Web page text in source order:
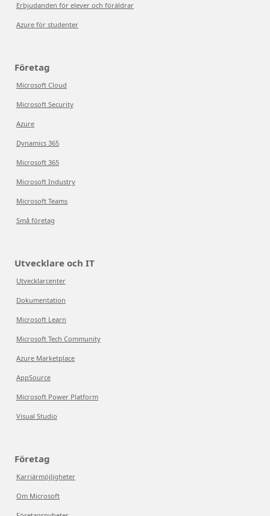
Erbjudanden för elever och föräldrar
Azure för studenter
Företag
Microsoft Cloud
Microsoft Security
Azure
Dynamics 365
Microsoft 365
Microsoft Industry
Microsoft Teams
Små företag
Utvecklare och IT
Utvecklarcenter
Dokumentation
Microsoft Learn
Microsoft Tech Community
Azure Marketplace
AppSource
Microsoft Power Platform
Visual Studio
Företag
Karriärmöjligheter
Om Microsoft